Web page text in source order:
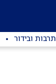
תרבות ובידור